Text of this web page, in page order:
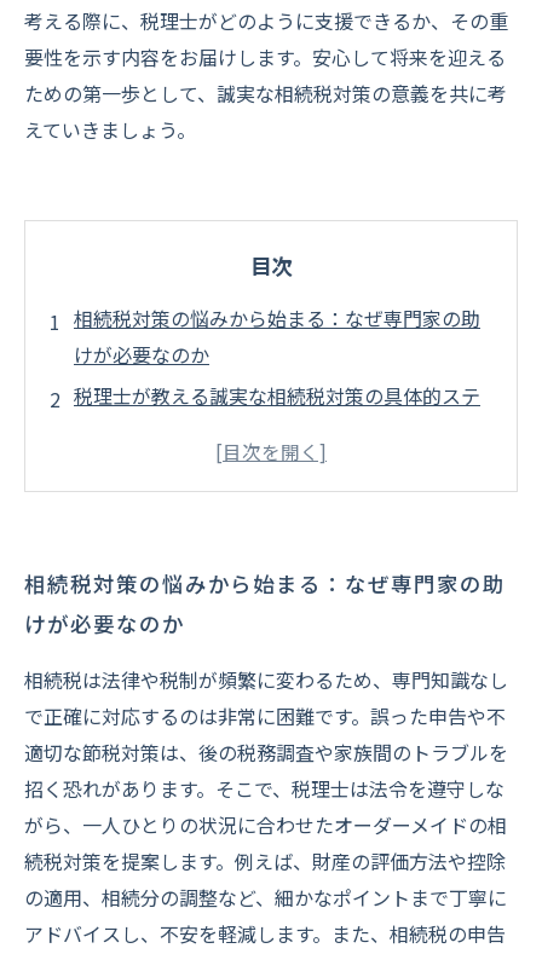
考える際に、税理士がどのように支援できるか、その重
要性を示す内容をお届けします。安心して将来を迎える
ための第一歩として、誠実な相続税対策の意義を共に考
えていきましょう。
目次
相続税対策の悩みから始まる：なぜ専門家の助
けが必要なのか
税理士が教える誠実な相続税対策の具体的ステ
顧客の不安を解消する税理士の誠実なサポート
関係
安心して未来を迎えるために：誠実な相続税対
策の重要性
誠実な税理士選びでトラブルを防ぐ３つのポイ
ント
相続税対策の成功事例と税理士の役割のまとめ
相続税対策の悩みから始まる：なぜ専門家の助
けが必要なのか
相続税は法律や税制が頻繁に変わるため、専門知識なし
で正確に対応するのは非常に困難です。誤った申告や不
適切な節税対策は、後の税務調査や家族間のトラブルを
招く恐れがあります。そこで、税理士は法令を遵守しな
がら、一人ひとりの状況に合わせたオーダーメイドの相
続税対策を提案します。例えば、財産の評価方法や控除
の適用、相続分の調整など、細かなポイントまで丁寧に
アドバイスし、不安を軽減します。また、相続税の申告